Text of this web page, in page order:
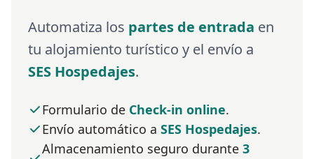
Automatiza los partes de entrada en
tu alojamiento turístico y el envío a
SES Hospedajes.
Formulario de Check-in online.
Envío automático a SES Hospedajes.
Almacenamiento seguro durante 3